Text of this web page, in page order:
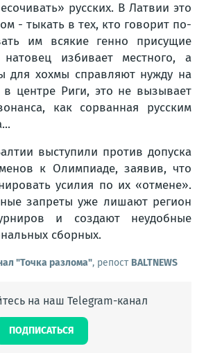
русских. В Латвии это
- тыкать в тех, кто говорит по-
им всякие генно присущие
натовец избивает местного, а
для хохмы справляют нужду на
центре Риги, это не вызывает
как сорванная русским
выступили против допуска
к Олимпиаде, заявив, что
усилия по их «отмене».
запреты уже лишают регион
и создают неудобные
сборных.
"Точка разлома", репост BALTNEWS
на наш Telegram-канал
ПОДПИСАТЬСЯ